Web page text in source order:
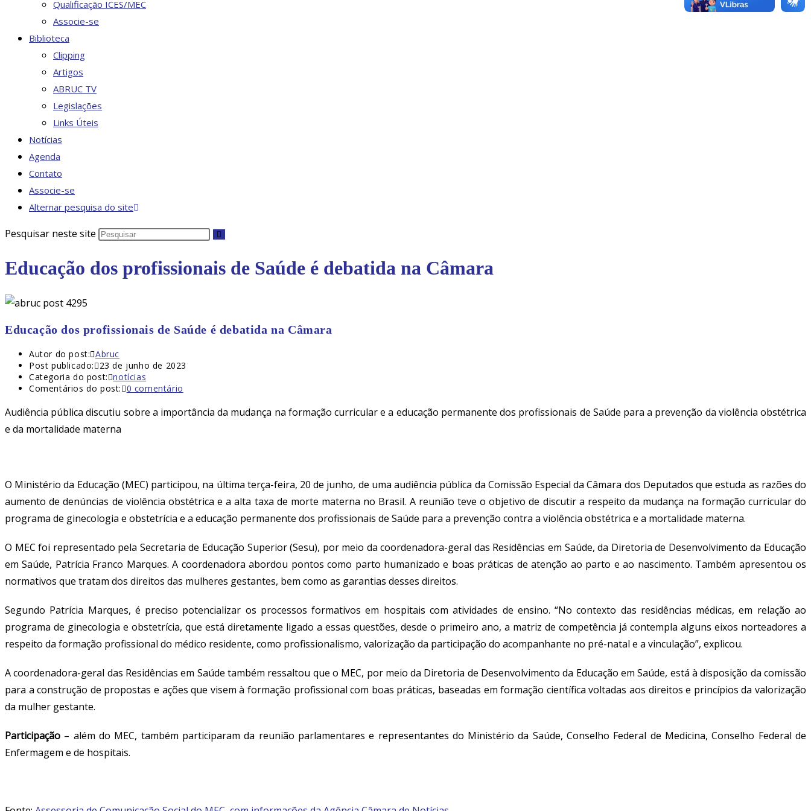
Qualificação ICES/MEC
Associe-se
Biblioteca
Clipping
Artigos
ABRUC TV
Legislações
Links Úteis
Notícias
Agenda
Contato
Associe-se
Alternar pesquisa do site
Pesquisar neste site
Educação dos profissionais de Saúde é debatida na Câmara
Educação dos profissionais de Saúde é debatida na Câmara
Autor do post: Abruc
Post publicado:
23 de junho de 2023
Categoria do post: notícias
Comentários do post: 0 comentário
Audiência pública discutiu sobre a importância da mudança na formação curricular e a educação permanente dos profissionais de Saúde para a prevenção da violência obstétrica
e da mortalidade materna
O Ministério da Educação (MEC) participou, na última terça-feira, 20 de junho, de umaaudiência pública da Comissão Especial da Câmara dos Deputados que estuda as razões do
aumento de denúncias de violência obstétrica e a alta taxa de morte materna no Brasil. A reunião teve o objetivo de discutir a respeito da mudança na formação curricular do
programa de ginecologia e obstetrícia e a educação permanente dos profissionais de Saúde para a prevenção contra a violência obstétrica e a mortalidade materna.
O MEC foi representado pela Secretaria de Educação Superior (Sesu), por meio da coordenadora-geral das Residências em Saúde, da Diretoria de Desenvolvimento da Educação
em Saúde, Patrícia Franco Marques. A coordenadora abordou pontos como parto humanizado e boas práticas de atenção ao parto e ao nascimento. Também apresentou os
normativos que tratam dos direitos das mulheres gestantes, bem como as garantias desses direitos.
Segundo Patrícia Marques, é preciso potencializar os processos formativos em hospitais com atividades de ensino. “No contexto das residências médicas, em relação ao
programa de ginecologia e obstetrícia, que está diretamente ligado a essas questões, desde o primeiro ano, a matriz de competência já contempla alguns eixos norteadores a
respeito da formação profissional do médico residente, como profissionalismo, valorização da participação do acompanhante no pré-natal e a vinculação”, explicou.
A coordenadora-geral das Residências em Saúde também ressaltou que o MEC, por meio da Diretoria de Desenvolvimento da Educação em Saúde, está à disposição da comissão
para a construção de propostas e açõesque visem à formação profissional com boas práticas, baseadas em formação científica voltadas aos direitos e princípios da valorização
da mulher gestante.
Participação – além do MEC, também participaram da reunião parlamentares e representantes do Ministério da Saúde, Conselho Federal de Medicina, Conselho Federal de
Enfermagem e de hospitais.